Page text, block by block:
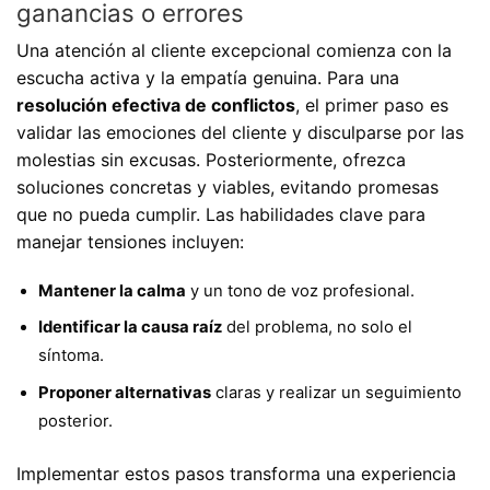
ganancias o errores
Una atención al cliente excepcional comienza con la
escucha activa y la empatía genuina. Para una
resolución efectiva de conflictos, el primer paso es
validar las emociones del cliente y disculparse por las
molestias sin excusas. Posteriormente, ofrezca
soluciones concretas y viables, evitando promesas
que no pueda cumplir. Las habilidades clave para
manejar tensiones incluyen:
Mantener la calma y un tono de voz profesional.
Identificar la causa raíz del problema, no solo el
síntoma.
Proponer alternativas claras y realizar un seguimiento
posterior.
Implementar estos pasos transforma una experiencia